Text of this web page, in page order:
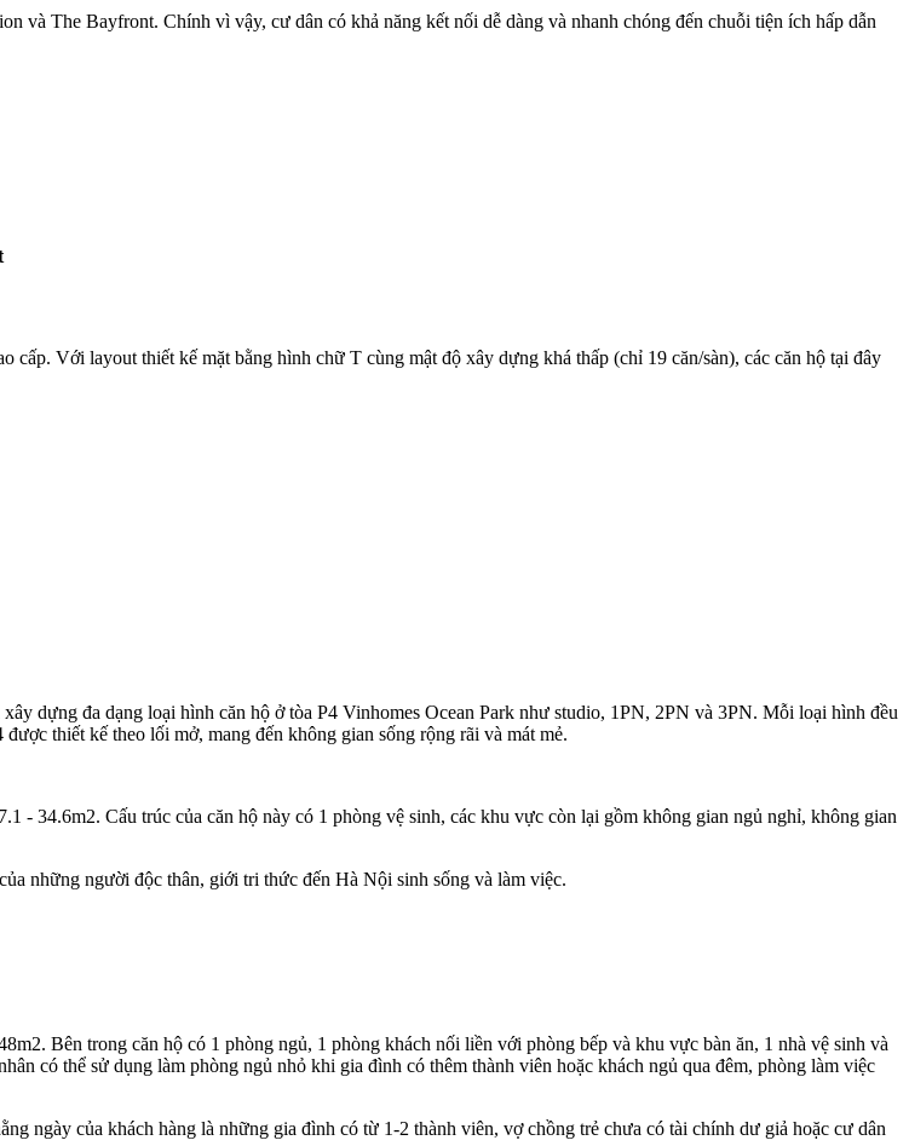
và The Bayfront. Chính vì vậy, cư dân có khả năng kết nối dễ dàng và nhanh chóng đến chuỗi tiện ích hấp dẫn
cấp. Với layout thiết kế mặt bằng hình chữ T cùng mật độ xây dựng khá thấp (chỉ 19 căn/sàn), các căn hộ tại đây
dựng đa dạng loại hình căn hộ ở tòa P4 Vinhomes Ocean Park như studio, 1PN, 2PN và 3PN. Mỗi loại hình đều
thiết kế theo lối mở, mang đến không gian sống rộng rãi và mát mẻ.
- 34.6m2. Cấu trúc của căn hộ này có 1 phòng vệ sinh, các khu vực còn lại gồm không gian ngủ nghỉ, không gian
những người độc thân, giới tri thức đến Hà Nội sinh sống và làm việc.
Bên trong căn hộ có 1 phòng ngủ, 1 phòng khách nối liền với phòng bếp và khu vực bàn ăn, 1 nhà vệ sinh và
có thể sử dụng làm phòng ngủ nhỏ khi gia đình có thêm thành viên hoặc khách ngủ qua đêm, phòng làm việc
ngày của khách hàng là những gia đình có từ 1-2 thành viên, vợ chồng trẻ chưa có tài chính dư giả hoặc cư dân